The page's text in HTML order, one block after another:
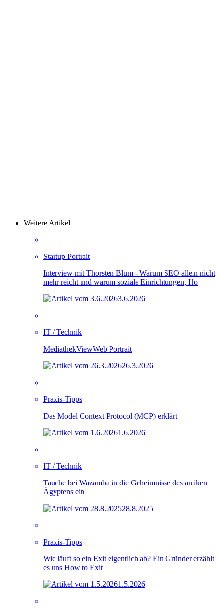
Weitere Artikel
Startup Portrait
Interview mit Thorsten Blum - Warum SEO allein nicht
mehr reicht und warum soziale Einrichtungen, Ho
3.6.2026
IT / Technik
MediathekViewWeb Portrait
26.3.2026
Praxis-Tipps
Das Model Context Protocol (MCP) erklärt
1.6.2026
IT / Technik
Tauche bei Wazamba in die Geheimnisse des antiken
Ägyptens ein
28.8.2025
Praxis-Tipps
Wie läuft so ein Exit eigentlich ab? Ein Gründer erzählt
es uns How to Exit
1.5.2026